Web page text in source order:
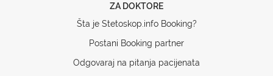
ZA DOKTORE
Šta je Stetoskop.info Booking?
Postani Booking partner
Odgovaraj na pitanja pacijenata